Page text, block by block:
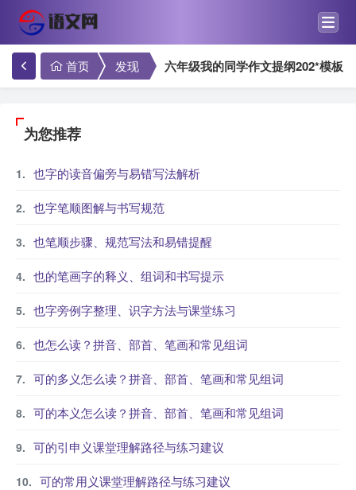
首页 发现 六年级我的同学作文提纲202*模板
为您推荐
也字的读音偏旁与易错写法解析
也字笔顺图解与书写规范
也笔顺步骤、规范写法和易错提醒
也的笔画字的释义、组词和书写提示
也字旁例字整理、识字方法与课堂练习
也怎么读？拼音、部首、笔画和常见组词
可的多义怎么读？拼音、部首、笔画和常见组词
可的本义怎么读？拼音、部首、笔画和常见组词
可的引申义课堂理解路径与练习建议
可的常用义课堂理解路径与练习建议